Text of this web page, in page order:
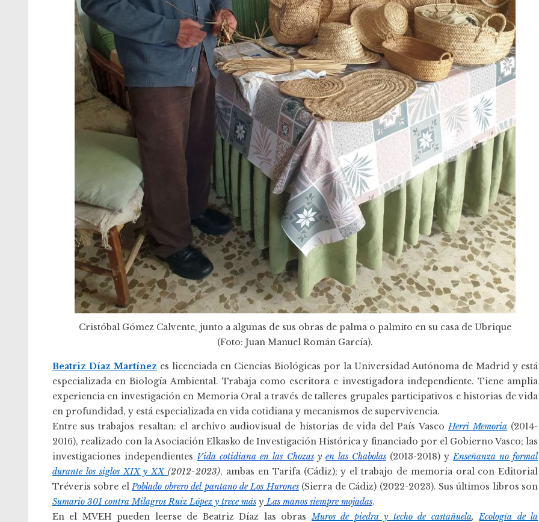
Cristóbal Gómez Calvente, junto a algunas de sus obras de palma o palmito en su casa de Ubrique
(Foto: Juan Manuel Román García).
Beatriz Díaz Martínez es licenciada en Ciencias Biológicas por la Universidad Autónoma de Madrid y está
especializada en Biología Ambiental. Trabaja como escritora e investigadora independiente. Tiene amplia
experiencia en investigación en Memoria Oral a través de talleres grupales participativos e historias de vida
en profundidad, y está especializada en vida cotidiana y mecanismos de supervivencia.
Entre sus trabajos resaltan: el archivo audiovisual de historias de vida del País VascoHerri Memoria (2014-
2016), realizado con la Asociación Elkasko de Investigación Histórica y financiado por el Gobierno Vasco; las
investigaciones independientes Vida cotidiana en las Chozasy en las Chabolas(2013-2018) yEnseñanza no formal
durante los siglos XIX y XX(2012-2023), ambas en Tarifa (Cádiz); y el trabajo de memoria oral con Editorial
Tréveris sobre elPoblado obrero del pantano de Los Hurones(Sierra de Cádiz) (2022-2023). Sus últimos libros son
Sumario 301 contra Milagros Ruiz López y trece más y Las manos siempre mojadas.
En el MVEH pueden leerse de Beatriz Díaz las obrasMuros de piedra y techo de castañuela,Ecología de la